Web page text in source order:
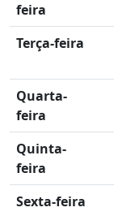
feira
Terça-feira
Quarta-
feira
Quinta-
feira
Sexta-feira